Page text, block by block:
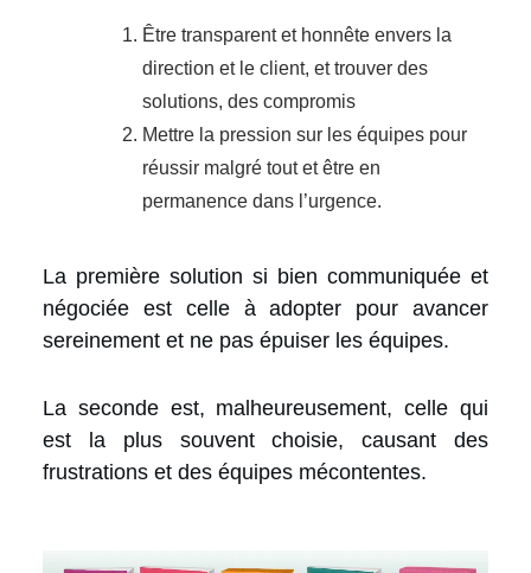
Être transparent et honnête envers la
direction et le client, et trouver des
solutions, des compromis
Mettre la pression sur les équipes pour
réussir malgré tout et être en
permanence dans l’urgence.
La première solution si bien communiquée et
négociée est celle à adopter pour avancer
sereinement et ne pas épuiser les équipes.
La seconde est, malheureusement, celle qui
est la plus souvent choisie, causant des
frustrations et des équipes mécontentes.